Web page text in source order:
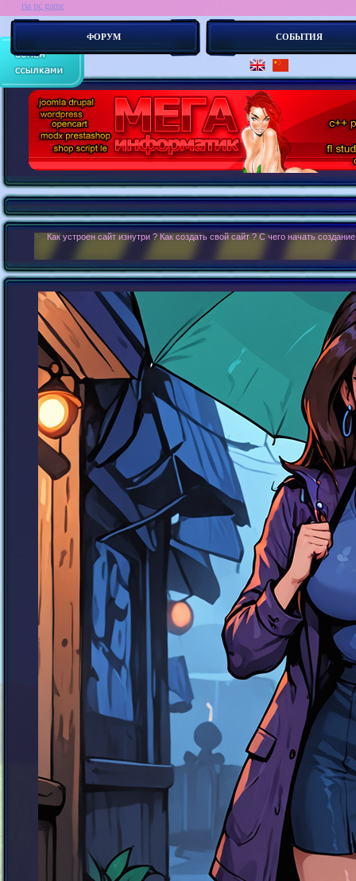
ФОРУМ СОБЫТИЯ
ria pc game
> : О ко-